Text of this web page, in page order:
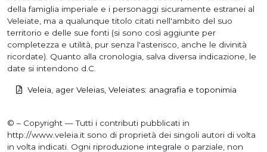
della famiglia imperiale e i personaggi sicuramente estranei al
Veleiate, ma a qualunque titolo citati nell'ambito del suo
territorio e delle sue fonti (si sono così aggiunte per
completezza e utilità, pur senza l'asterisco, anche le divinità
ricordate). Quanto alla cronologia, salva diversa indicazione, le
date si intendono d.C.
Veleia, ager Veleias, Veleiates: anagrafia e toponimia
© – Copyright — Tutti i contributi pubblicati in
http://www.veleia.it sono di proprietà dei singoli autori di volta
in volta indicati. Ogni riproduzione integrale o parziale, non